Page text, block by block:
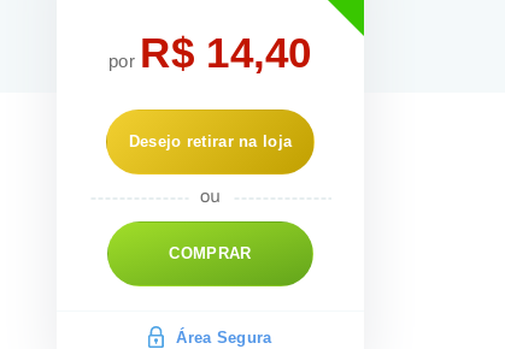
por R$ 14,40
Desejo retirar na loja
COMPRAR
Área Segura